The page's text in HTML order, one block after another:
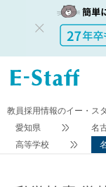
今すぐ登
教員採用情報のイー・ス
愛知県
名
高等学校